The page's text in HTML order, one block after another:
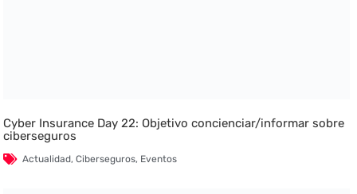
Cyber Insurance Day 22: Objetivo concienciar/informar sobre
ciberseguros
Actualidad,Ciberseguros, Eventos